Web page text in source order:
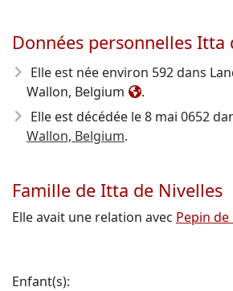
Données personnelles Itta
Elle est née environ 592dans
Wallon, Belgium
.
Elle est décédée le 8 mai 0652
Wallon, Belgium.
Famille de Itta de Nivelles
Elle avait une relation avec Pepin de
Enfant(s):